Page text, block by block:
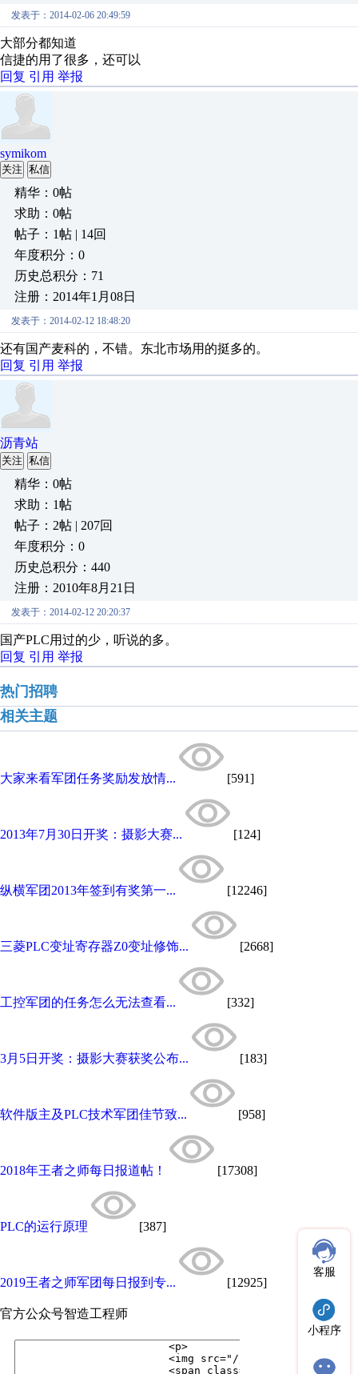
发表于：2014-02-06 20:49:59
大部分都知道
信捷的用了很多，还可以
回复 引用 举报
symikom
关注 私信
精华：0帖
求助：0帖
帖子：1帖 | 14回
年度积分：0
历史总积分：71
注册：2014年1月08日
发表于：2014-02-12 18:48:20
还有国产麦科的，不错。东北市场用的挺多的。
回复 引用 举报
沥青站
关注 私信
精华：0帖
求助：1帖
帖子：2帖 | 207回
年度积分：0
历史总积分：440
注册：2010年8月21日
发表于：2014-02-12 20:20:37
国产PLC用过的少，听说的多。
回复 引用 举报
热门招聘
相关主题
大家来看军团任务奖励发放情... [591]
2013年7月30日开奖：摄影大赛... [124]
纵横军团2013年签到有奖第一... [12246]
三菱PLC变址寄存器Z0变址修饰... [2668]
工控军团的任务怎么无法查看... [332]
3月5日开奖：摄影大赛获奖公布... [183]
软件版主及PLC技术军团佳节致... [958]
2018年王者之师每日报道帖！ [17308]
PLC的运行原理 [387]
2019王者之师军团每日报到专... [12925]
官方公众号智造工程师
客服
小程序